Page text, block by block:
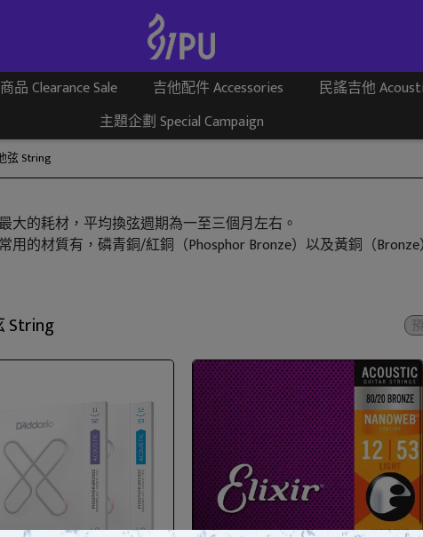
品 Clearance Sale 吉他配件 Accessories 民謠吉他
主題企劃 Special Campaign
弦 String
大的耗材，平均換弦週期為一至三個月左右。
用的材質有，磷青銅/紅銅（Phosphor Bronze）以及黃銅（
String